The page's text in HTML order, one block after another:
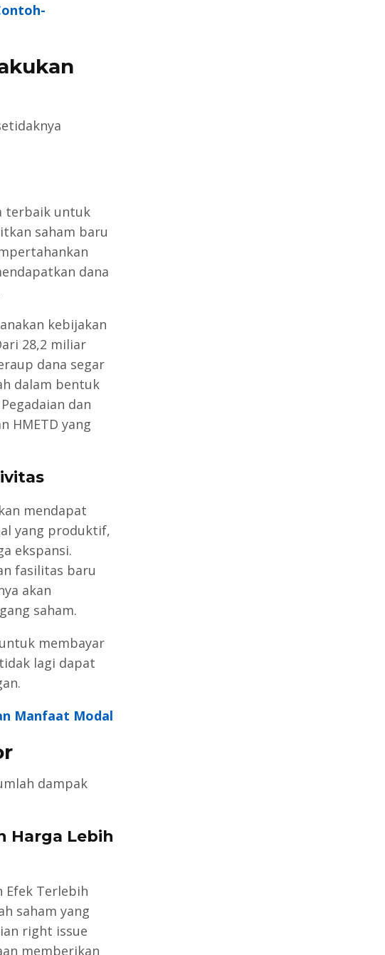
terbaik untuk
saham baru
dana
kebijakan
28,2 miliar
dana segar
dalam bentuk
dan
HMETD yang
mendapat
yang produktif,
ekspansi.
fasilitas baru
akan
saham.
membayar
lagi dapat
Manfaat Modal
dampak
Harga Lebih
Efek Terlebih
saham yang
right issue
memberikan